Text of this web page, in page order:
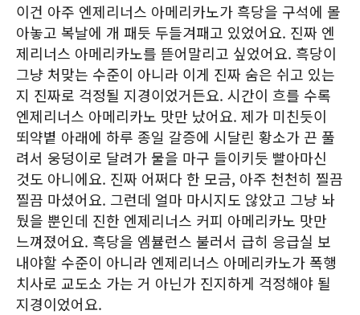
이건 아주 엔제리너스 아메리카노가 흑당을 구석에 몰
아놓고 복날에 개 패듯 두들겨패고 있었어요. 진짜 엔
제리너스 아메리카노를 뜯어말리고 싶었어요. 흑당이
그냥 처맞는 수준이 아니라 이게 진짜 숨은 쉬고 있는
지 진짜로 걱정될 지경이었거든요. 시간이 흐를 수록
엔제리너스 아메리카노 맛만 났어요. 제가 미친듯이
뙤약볕 아래에 하루 종일 갈증에 시달린 황소가 끈 풀
려서 웅덩이로 달려가 물을 마구 들이키듯 빨아마신
것도 아니에요. 진짜 어쩌다 한 모금, 아주 천천히 찔끔
찔끔 마셨어요. 그런데 얼마 마시지도 않았고 그냥 놔
뒀을 뿐인데 진한 엔제리너스 커피 아메리카노 맛만
느껴졌어요. 흑당을 엠뷸런스 불러서 급히 응급실 보
내야할 수준이 아니라 엔제리너스 아메리카노가 폭행
치사로 교도소 가는 거 아닌가 진지하게 걱정해야 될
지경이었어요.